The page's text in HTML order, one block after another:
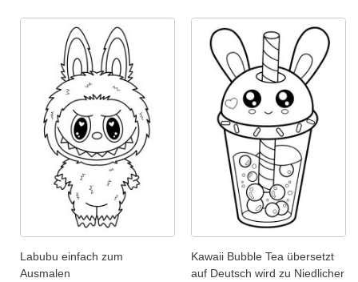
Labubu einfach zum
Ausmalen
Kawaii Bubble Tea übersetzt
auf Deutsch wird zu Niedlicher